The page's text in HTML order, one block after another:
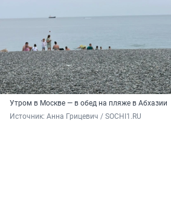
Утром в Москве — в обед на пляже в Абхазии
Источник: Анна Грицевич / SOCHI1.RU